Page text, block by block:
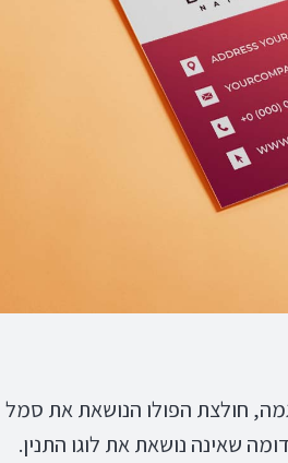
חולצת הפולו הנושאת את סמל
שאינה נושאת את לוגו התנין.